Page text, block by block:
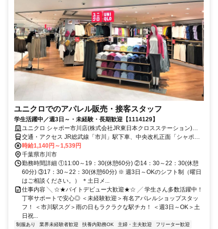
ユニクロでのアパレル販売・接客スタッフ
学生活躍中／週3日～・未経験・長期歓迎【1114129】
ユニクロ シャポー市川店(株式会社JR東日本クロスステーション)
【1114129】
交通・アクセス JR総武線「市川」駅下車、中央改札正面「シャポー
市川」1階
時給1,140円～1,539円
千葉県市川市
勤務時間詳細 ①11:00～19：30(休憩60分) ②14：30～22：30(休憩
60分) ③17：30～22：30(休憩60分) ※ 週3日～OKのシフト制（曜日
はご相談ください。） ＊土日メ...
仕事内容 ╲ ☆★バイトデビュー大歓迎★☆ ╱ 学生さん多数活躍中！
丁寧サポートで安心◎ ＜未経験歓迎＞有名アパレルショップスタッ
フ！ ＜市川駅スグ＞雨の日もラクラクな駅チカ！ ＜週3日～OK＞土
日祝...
制服あり 業界未経験者歓迎 扶養内勤務OK 主婦・主夫歓迎 フリーター歓迎